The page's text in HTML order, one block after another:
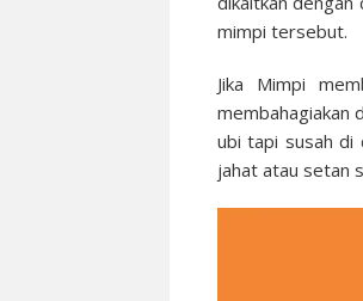
mimpi tersebut.
Jika Mimpi
membahagiakan
ubi tapi susah di
jahat atau setan